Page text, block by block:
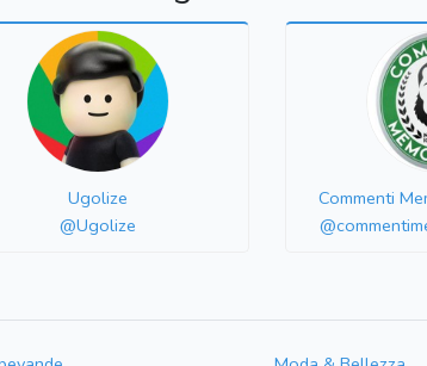
Ugolize
@Ugolize
Commenti